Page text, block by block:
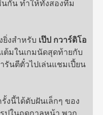
กัน ทำให้ทั้งสองทีม
งสำหรับ เป๊ป กวาร์ดิโอ
ต้มในเกมนัดสุดท้ายกับ
รันตีตั๋วไปเล่นแชมเปี้ยน
งนี้ได้ดับฝันเล็กๆ ของ
ปในฤดูกาลหน้า พวก